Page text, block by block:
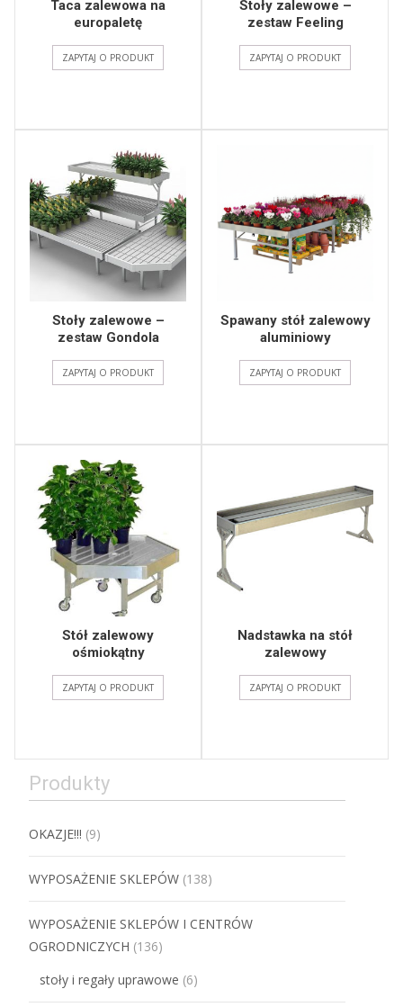
Taca zalewowa na
europaletę
ZAPYTAJ O PRODUKT
Stoły zalewowe –
zestaw Feeling
ZAPYTAJ O PRODUKT
Stoły zalewowe –
zestaw Gondola
ZAPYTAJ O PRODUKT
Spawany stół zalewowy
aluminiowy
ZAPYTAJ O PRODUKT
Stół zalewowy
ośmiokątny
ZAPYTAJ O PRODUKT
Nadstawka na stół
zalewowy
ZAPYTAJ O PRODUKT
Produkty
OKAZJE!!! (9)
WYPOSAŻENIE SKLEPÓW (138)
WYPOSAŻENIE SKLEPÓW I CENTRÓW
OGRODNICZYCH (136)
stoły i regały uprawowe (6)